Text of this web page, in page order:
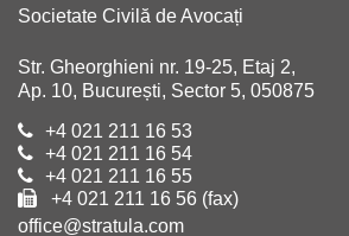
Societate Civilă de Avocați
Str. Gheorghieni nr. 19-25, Etaj 2,
Ap. 10, București, Sector 5, 050875
+4 021 211 16 53
+4 021 211 16 54
+4 021 211 16 55
+4 021 211 16 56 (fax)
office@stratula.com